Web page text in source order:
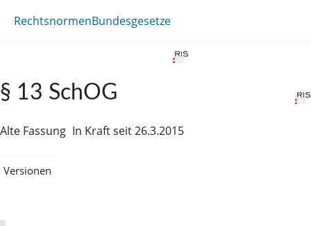
RechtsnormenBundesgesetze
§ 13 SchOG
Alte Fassung In Kraft seit 26.3.2015
Versionen